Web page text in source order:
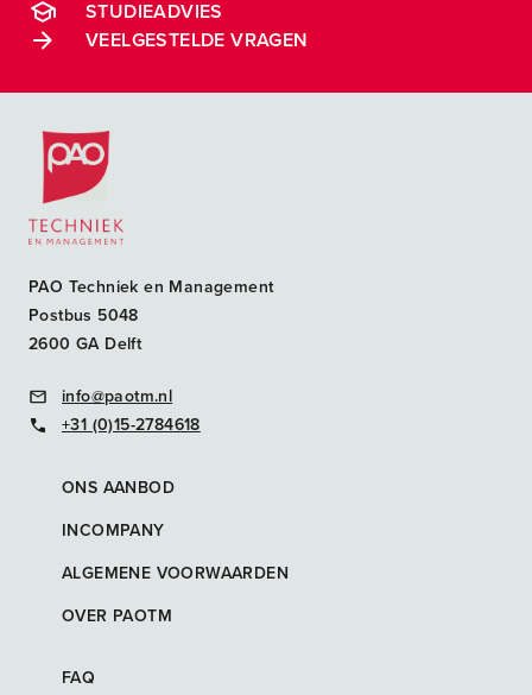
STUDIEADVIES
VEELGESTELDE VRAGEN
Postacademische cursussen, leergangen en opleidingen
PAO Techniek en Management
Postbus 5048
2600 GA Delft
info@paotm.nl
+31 (0)15-2784618
ONS AANBOD
INCOMPANY
ALGEMENE VOORWAARDEN
OVER PAOTM
FAQ